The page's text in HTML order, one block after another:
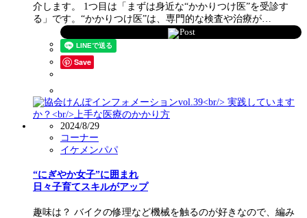
介します。 1つ目は「まずは身近な“かかりつけ医”を受診す
る」です。“かかりつけ医”は、専門的な検査や治療が…
Post
Save
2024/8/29
コーナー
イケメンパパ
“にぎやか女子”に囲まれ
日々子育てスキルがアップ
趣味は？ バイクの修理など機械を触るのが好きなので、編み